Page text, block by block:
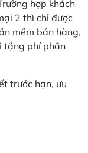
hợp khách
2 thì chỉ được
mềm bán hàng,
tặng phí phần
trước hạn, ưu